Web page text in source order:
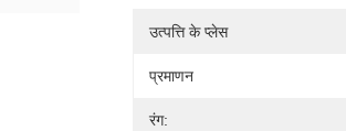
उत्पत्ति के प्लेस
प्रमाणन
रंग: